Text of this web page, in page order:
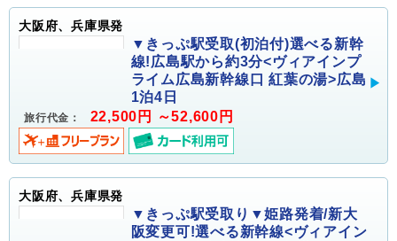
大阪府、兵庫県発
▼きっぷ駅受取(初泊付)選べる新幹
線!広島駅から約3分<ヴィアインプ
ライム広島新幹線口 紅葉の湯>広島
1泊4日
旅行代金： 22,500円 ～52,600円
大阪府、兵庫県発
▼きっぷ駅受取り▼姫路発着/新大
阪変更可!選べる新幹線<ヴィアイン